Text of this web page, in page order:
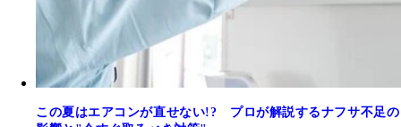
この夏はエアコンが直せない!? プロが解説するナフサ不足の